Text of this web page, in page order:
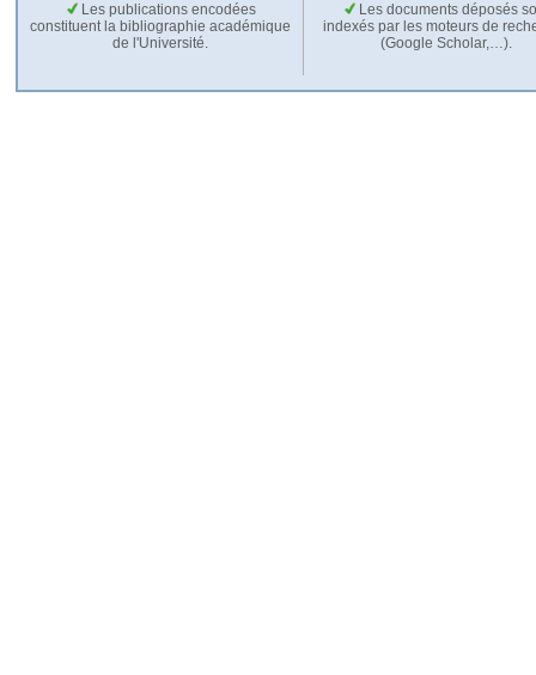
Les publications encodées
constituent la bibliographie académique
de l'Université.
Les documents déposés
indexés par les moteurs de
(Google Scholar,…).